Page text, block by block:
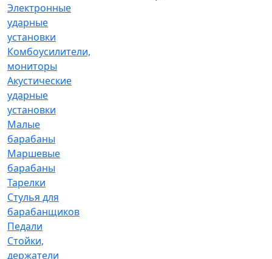
Электронные
ударные
установки
Комбоусилители,
мониторы
Акустические
ударные
установки
Малые
барабаны
Маршевые
барабаны
Тарелки
Стулья для
барабанщиков
Педали
Стойки,
держатели